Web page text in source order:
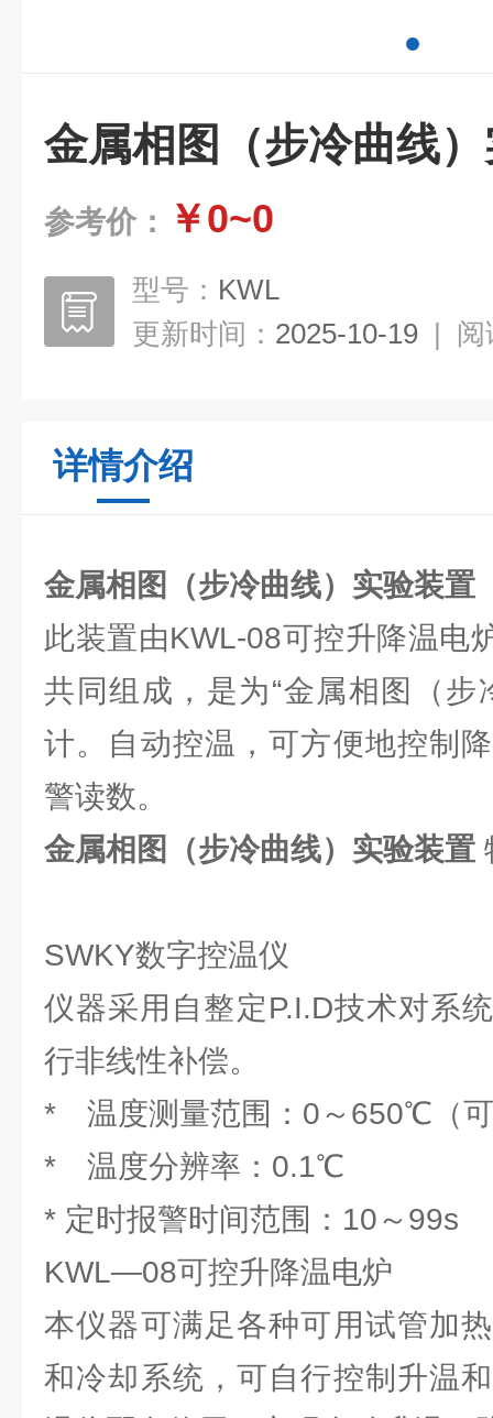
金属相图（步冷曲线
参考价： ￥0~0
型号： KWL
更新时间： 2025-10-19 | 阅
详情介绍
金属相图（步冷曲线）实验装置
此装置由KWL-08可控升降温电
共同组成，是为“金属相图（步
计。自动控温，可方便地控制
警读数。
金属相图（步冷曲线）实验装置
SWKY数字控温仪
仪器采用自整定P.I.D技术对系
行非线性补偿。
* 温度测量范围：0～650℃（
* 温度分辨率：0.1℃
* 定时报警时间范围：10～99s
KWL—08可控升降温电炉
本仪器可满足各种可用试管加
和冷却系统，可自行控制升温